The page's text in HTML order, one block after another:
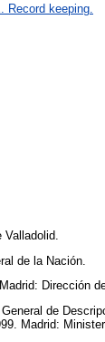
Record keeping.
de la Nación.
Dirección
de
Madrid: